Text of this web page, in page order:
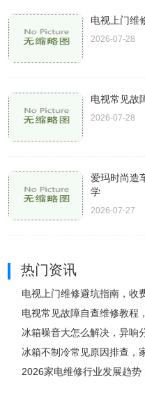
电视上门维
2026-07-28
电视常见故
2026-07-28
爱玛时尚造
学
2026-07-27
热门资讯
电视上门维修避坑指南，收
电视常见故障自查维修教程
冰箱噪音大怎么解决，异响
冰箱不制冷常见原因排查，
2026家电维修行业发展趋